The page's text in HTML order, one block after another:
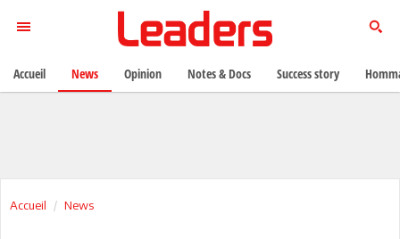
Accueil News
Accueil News Opinion Notes & Docs Success story